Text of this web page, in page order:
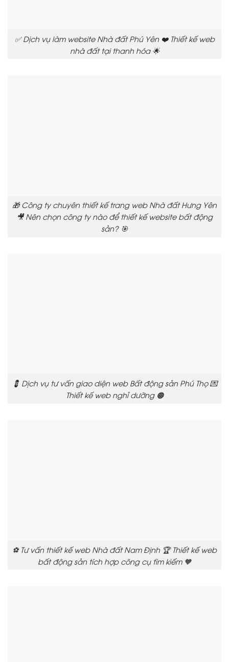
✅ Dịch vụ làm website Nhà đất Phú Yên ❤️ Thiết kế web
nhà đất tại thanh hóa 🌟
🎁 Công ty chuyên thiết kế trang web Nhà đất Hưng Yên
🎥 Nên chọn công ty nào để thiết kế website bất động
sản? 🎯
💈 Dịch vụ tư vấn giao diện web Bất động sản Phú Thọ 💌
Thiết kế web nghỉ dưỡng 🟠
⚽ Tư vấn thiết kế web Nhà đất Nam Định 🏆 Thiết kế web
bất động sản tích hợp công cụ tìm kiếm 🧡